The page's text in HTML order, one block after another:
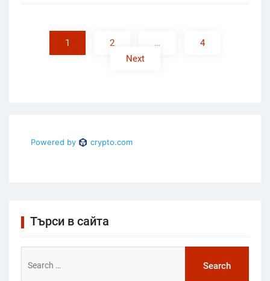
pagination
1 2 …
4
Next
Търси в сайта
for: